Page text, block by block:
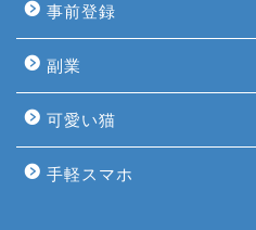
事前登録
副業
可愛い猫
手軽スマホ